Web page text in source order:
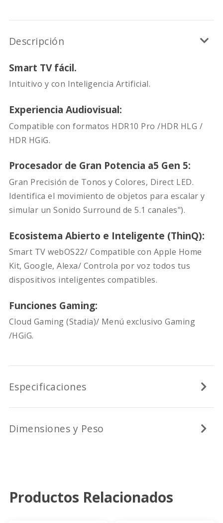
Descripción
Smart TV fácil.
Intuitivo y con Inteligencia Artificial.
Experiencia Audiovisual:
Compatible con formatos HDR10 Pro /HDR HLG /
HDR HGiG.
Procesador de Gran Potencia a5 Gen 5:
Gran Precisión de Tonos y Colores, Direct LED.
Identifica el movimiento de objetos para escalar y
simular un Sonido Surround de 5.1 canales").
Ecosistema Abierto e Inteligente (ThinQ):
Smart TV webOS22/ Compatible con Apple Home
Kit, Google, Alexa/ Controla por voz todos tus
dispositivos inteligentes compatibles.
Funciones Gaming:
Cloud Gaming (Stadia)/ Menú exclusivo Gaming
/HGiG.
Especificaciones
Dimensiones y Peso
Productos Relacionados